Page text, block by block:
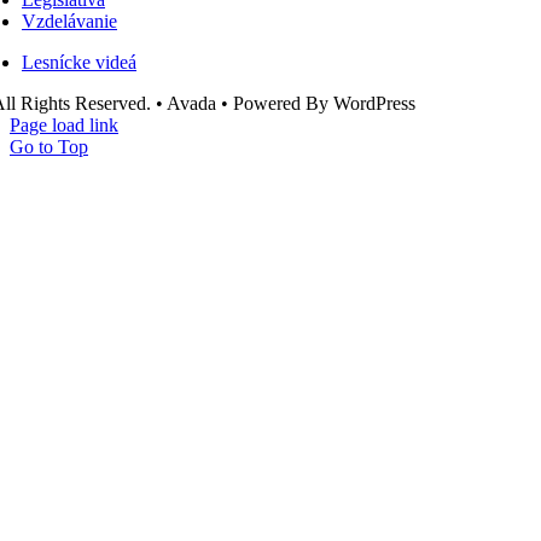
Vzdelávanie
Lesnícke videá
Rights Reserved. • Avada • Powered By WordPress
Page load link
Go to Top